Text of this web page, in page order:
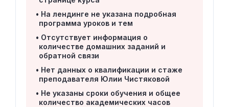
На лендинге не указана подробная
программа уроков и тем
Отсутствует информация о
количестве домашних заданий и
обратной связи
Нет данных о квалификации и стаже
преподавателя Юлии Чистяковой
Не указаны сроки обучения и общее
количество академических часов